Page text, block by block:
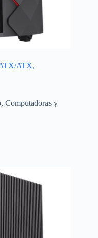
ATX,
, Computadoras y